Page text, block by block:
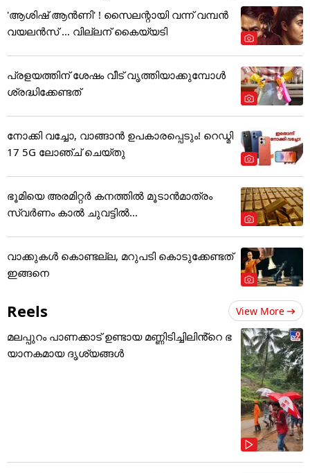
'ആശിഷ് ആൻണി' ! സൈലന്റായി വന്ന് വമ്പൻ
വയലൻസ് ... വില്ലന് കൈയ്യടി
പ്രളയത്തിന് ശേഷം വീട് വൃത്തിയാക്കുമ്പോൾ
ശ്രദ്ധിക്കേണ്ടത്
നോക്കി വച്ചോ, വാങ്ങാൻ ഉപകാരപ്പെടും! റെഡ്മി
17 5G ലോഞ്ച് ചെയ്തു
ഭൂമിയെ അരമിറ്റർ കനത്തിൽ മൂടാൻമാത്രം
സ്വർണം കാൽ ചുവട്ടിൽ...
വാക്കുകൾ കൊണ്ടല്ല, മറുപടി കൊടുക്കേണ്ടത്
ഇങ്ങനെ
Reels View More
മലപ്പുറം പാണക്കാട് ഉണ്ടായ മണ്ണിടിച്ചിലിൻ്റെ ഭ
യാനകമായ ദൃശ്യങ്ങൾ